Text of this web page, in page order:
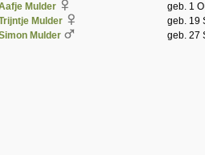
Mulder
geb. 1
Mulder
geb. 19
Mulder
geb. 27